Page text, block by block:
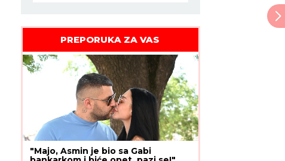
PREPORUKA ZA VAS
"Majo, Asmin je bio sa Gabi